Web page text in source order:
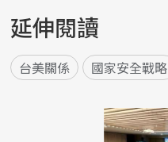
延伸閱讀
台美關係 國家安全戰略